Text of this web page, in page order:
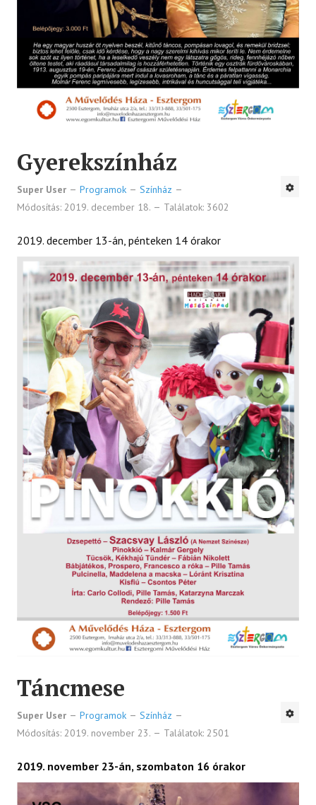
Gyerekszínház
Super User Programok
Színház
Módosítás: 2019. december 18.
Találatok: 3602
2019. december 13-án, pénteken 14 órakor
Táncmese
Super User Programok
Színház
Módosítás: 2019. november 23.
Találatok: 2501
2019. november 23-án, szombaton 16 órakor